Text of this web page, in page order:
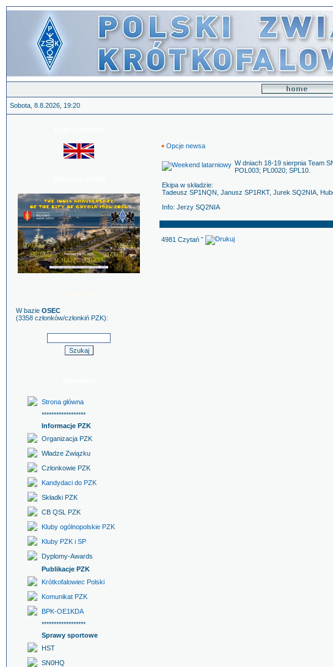
Sobota, 8.8.2026, 19:20
W bazie OSEC
(3358 członków/członkiń PZK):
Strona główna
******************
Informacje PZK
Organizacja PZK
Władze Związku
Członkowie PZK
Kandydaci do PZK
Składki PZK
CB QSL PZK
Kluby ogólnopolskie PZK
Kluby PZK i SP
Dyplomy-Awards
Publikacje PZK
Krótkofalowiec Polski
Komunikat PZK
BPK-OE1KDA
******************
Sprawy sportowe
HST
SN0HQ
Opcje newsa
W dniach 18-19 sierpnia Team
POL003; PL0020; SPL10.
Ekipa w składzie:
Tadeusz SP1NQN, Janusz SP1RKT, Jurek SQ2NIA,
Info: Jerzy SQ2NIA
4981 Czytań ˇ